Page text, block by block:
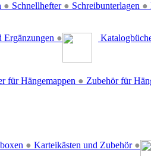
● Schnellhefter ● Schreibunterlagen ●
Ergänzungen ●
für Hängemappen ● Zubehör für
● Karteikästen und Zubehör ●